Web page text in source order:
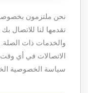
تقدمها لنا للاتصال
والخدمات ذات
الاتصالات في أي
سياسة الخصوصية